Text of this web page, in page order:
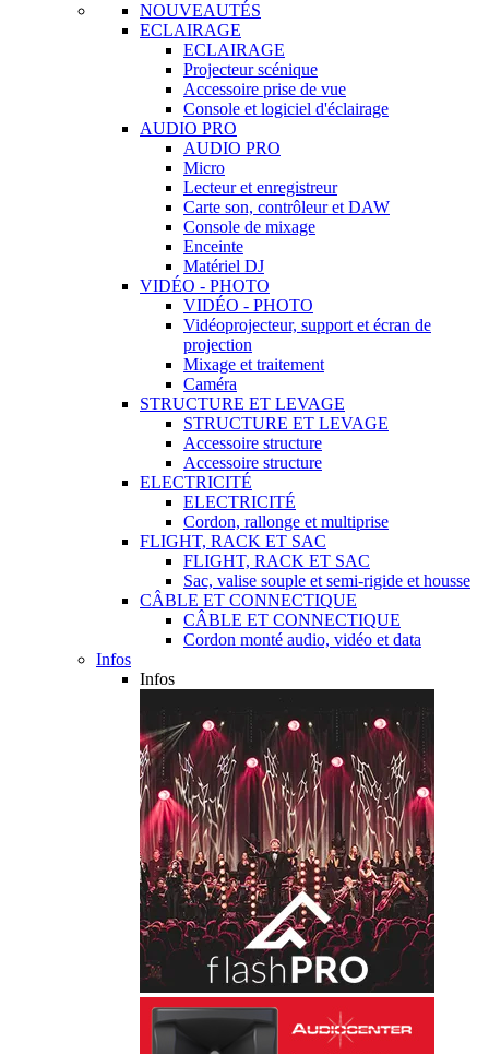
NOUVEAUTÉS
ECLAIRAGE
ECLAIRAGE
Projecteur scénique
Accessoire prise de vue
Console et logiciel d'éclairage
AUDIO PRO
AUDIO PRO
Micro
Lecteur et enregistreur
Carte son, contrôleur et DAW
Console de mixage
Enceinte
Matériel DJ
VIDÉO - PHOTO
VIDÉO - PHOTO
Vidéoprojecteur, support et écran de
projection
Mixage et traitement
Caméra
STRUCTURE ET LEVAGE
STRUCTURE ET LEVAGE
Accessoire structure
Accessoire structure
ELECTRICITÉ
ELECTRICITÉ
Cordon, rallonge et multiprise
FLIGHT, RACK ET SAC
FLIGHT, RACK ET SAC
Sac, valise souple et semi-rigide et housse
CÂBLE ET CONNECTIQUE
CÂBLE ET CONNECTIQUE
Cordon monté audio, vidéo et data
Infos
Infos